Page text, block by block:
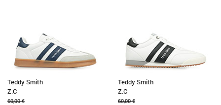
Teddy Smith
Z.C
60,00 €
Teddy Smith
Z.C
60,00 €